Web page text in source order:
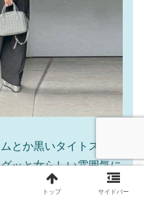
とか黒いタイトスカー
ッと女らしい雰囲気に
い！
トップ サイドバー